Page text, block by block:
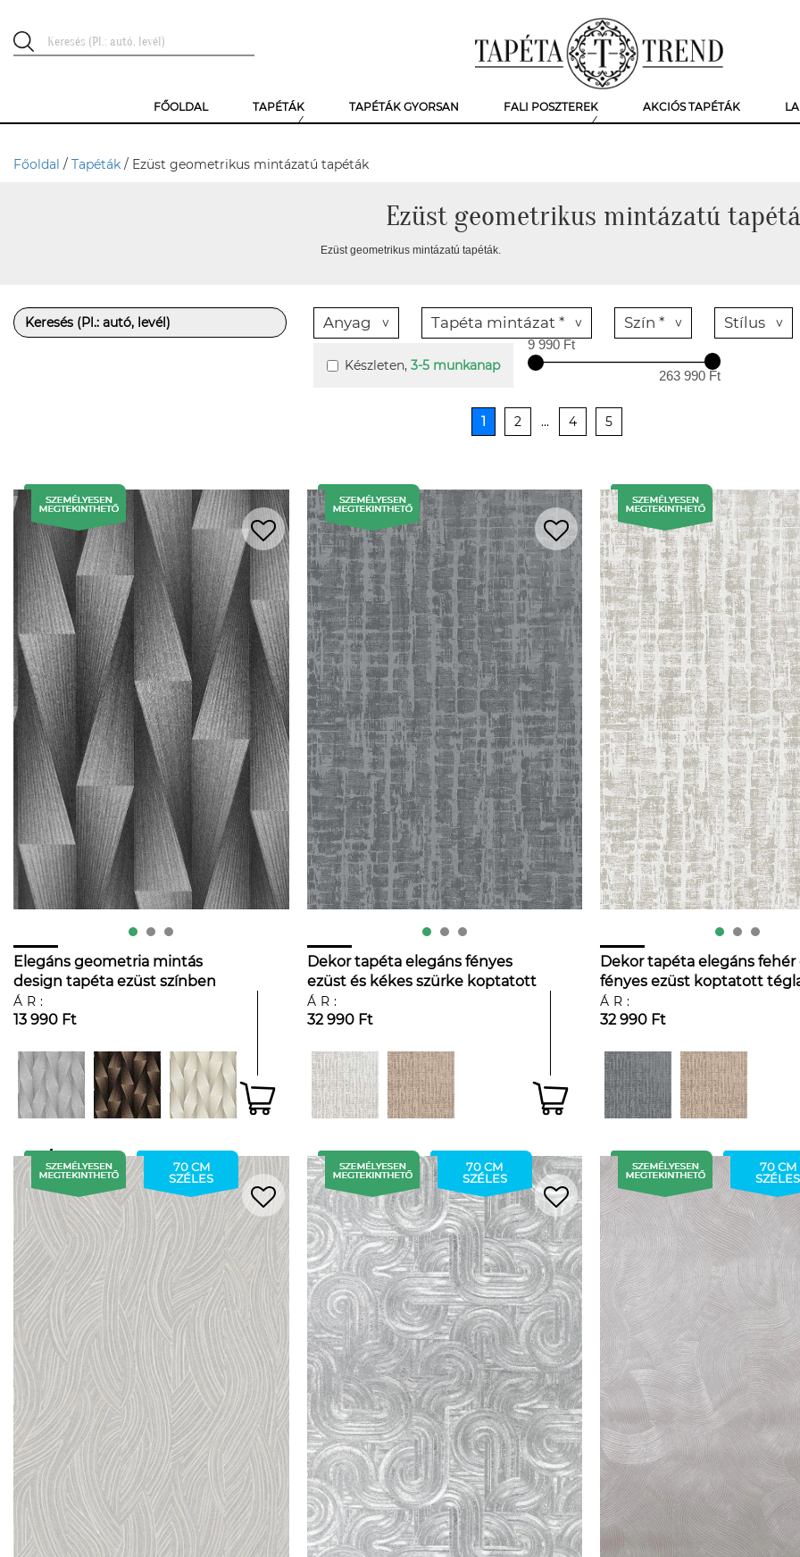
FŐOLDAL TAPÉTÁK TAPÉTÁK GYORSAN FALI POSZTEREK AKCIÓS TAPÉTÁK
Főoldal / Tapéták / Ezüst geometrikus mintázatú tapéták
Ezüst geometrikus mintázatú
Ezüst geometrikus mintázatú tapéták.
Anyag Tapéta mintázat * Szín * Stílus
Készleten, 3-5 munkanap
9 990 Ft
263 990 Ft
1 2 ... 4 5
Elegáns geometria mintás
design tapéta ezüst színben
ÁR:
13 990 Ft
Dekor tapéta elegáns fényes
ezüst és kékes szürke koptatott
téglalap mintával
ÁR:
32 990 Ft
Dekor tapéta elegáns fehér
fényes ezüst koptatott
mintával
ÁR:
32 990 Ft
70 CM
SZÉLES
70 CM
SZÉLES
70 CM
SZÉLES